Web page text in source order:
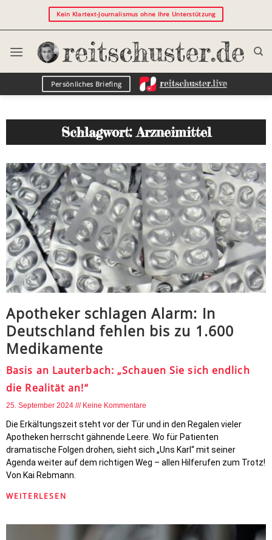
Kein Klartext-Journalismus ohne Ihre Unterstützung
Persönliches Briefing
Schlagwort: Arzneimittel
Apotheker schlagen Alarm: In
Deutschland fehlen bis zu 1.600
Medikamente
Basis an Lauterbach: „Schauen Sie sich endlich
die Realität an!“
25. September 2024 Keine Kommentare
Die Erkältungszeit steht vor der Tür und in den Regalen vieler
Apotheken herrscht gähnende Leere. Wo für Patienten
dramatische Folgen drohen, sieht sich „Uns Karl“ mit seiner
Agenda weiter auf dem richtigen Weg – allen Hilferufen zum Trotz!
Von Kai Rebmann.
WEITERLESEN